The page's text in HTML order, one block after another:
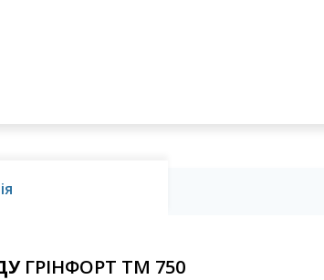
ГРІНФОРТ ТМ 750